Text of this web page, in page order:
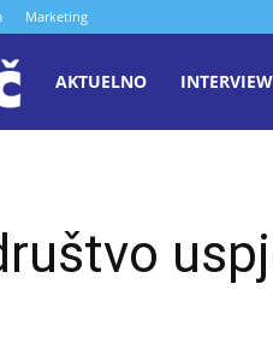
Marketing
Naša
Zenica
AKTUELNO INTERVIEW